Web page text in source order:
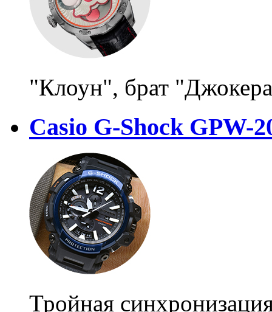
"Клоун", брат
Casio G-Shock GPW-
Тройная